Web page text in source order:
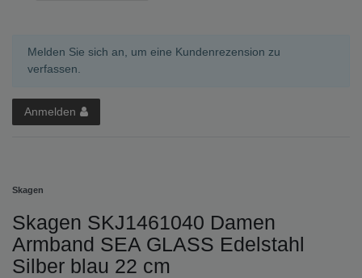
Melden Sie sich an, um eine Kundenrezension zu
verfassen.
Anmelden
Skagen
Skagen SKJ1461040 Damen
Armband SEA GLASS Edelstahl
Silber blau 22 cm